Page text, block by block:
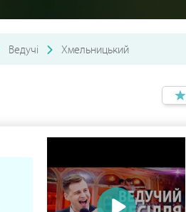
Ведучі Хмельницький